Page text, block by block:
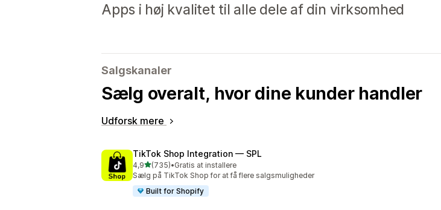
Apps i høj kvalitet til alle dele af din virksomhed
Salgskanaler
Sælg overalt, hvor dine kunder handler
Udforsk mere
TikTok Shop Integration — SPL
4,9ud af 5 stjerner
(735)
735 anmeldelser i alt
•Gratis at installere
Sælg på TikTok Shop for at få flere salgsmuligheder
Built for Shopify